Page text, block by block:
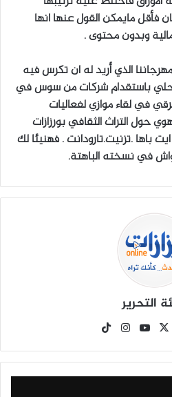
فأقل مايمكن القول عنها انها
وبدون محتوى .
الذي أريد له ان تكرس فيه
باستقدام شركات من سوس في
في لقاء موازي لفعاليات
حول التراث الثقافي بورزازات
باها .تزنيت.تارودانت . فهنيئا لك
في نسخته الباهتة.
التحرير
في
وك
X
يوتي انس
م
k